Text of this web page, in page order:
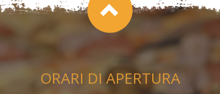
ORARI DI APERTURA